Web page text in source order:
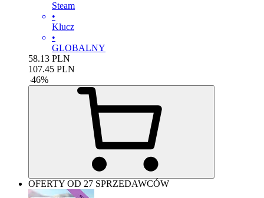
Steam
•
Klucz
•
GLOBALNY
58.13 PLN
107.45 PLN
-46%
OFERTY OD 27 SPRZEDAWCÓW